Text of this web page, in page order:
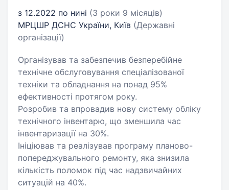
з 12.2022 по нині (3 роки 9 місяців)
МРЦШР ДСНС України, Київ (Державні
організації)
Організував та забезпечив безперебійне
технічне обслуговування спеціалізованої
техніки та обладнання на понад 95%
ефективності протягом року.
Розробив та впровадив нову систему обліку
технічного інвентарю, що зменшила час
інвентаризації на 30%.
Ініціював та реалізував програму планово-
попереджувального ремонту, яка знизила
кількість поломок під час надзвичайних
ситуацій на 40%.